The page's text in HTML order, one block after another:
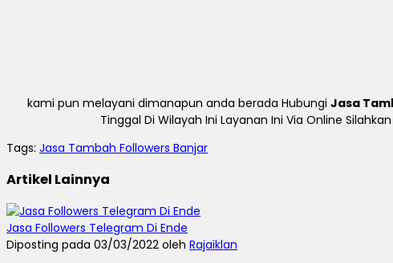
kami pun melayani dimanapun anda berada Hubungi Jasa
Tinggal Di Wilayah Ini Layanan Ini Via Online
Tags: Jasa Tambah Followers Banjar
Artikel Lainnya
Jasa Followers Telegram Di Ende
Diposting pada 03/03/2022 oleh Rajaiklan